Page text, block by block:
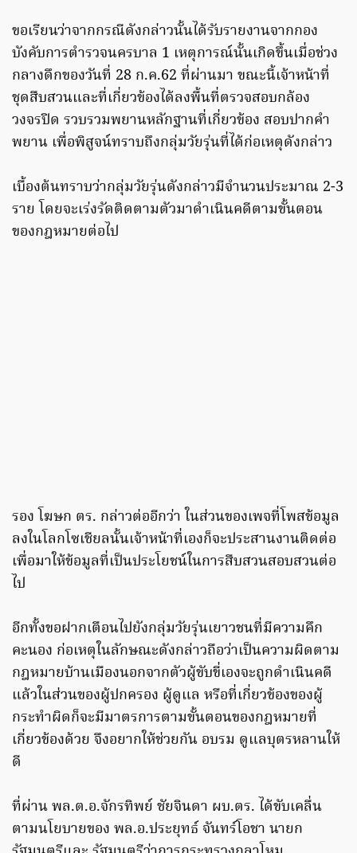
ขอเรียนว่าจากกรณีดังกล่าวนั้นได้รับรายงานจากกอง
บังคับการตำรวจนครบาล 1 เหตุการณ์นั้นเกิดขึ้นเมื่อช่วง
กลางดึกของวันที่ 28 ก.ค.62 ที่ผ่านมา ขณะนี้เจ้าหน้าที่
ชุดสืบสวนและที่เกี่ยวข้องได้ลงพื้นที่ตรวจสอบกล้อง
วงจรปิด รวบรวมพยานหลักฐานที่เกี่ยวข้อง สอบปากคำ
พยาน เพื่อพิสูจน์ทราบถึงกลุ่มวัยรุ่นที่ได้ก่อเหตุดังกล่าว
เบื้องต้นทราบว่ากลุ่มวัยรุ่นดังกล่าวมีจำนวนประมาณ 2-3
ราย โดยจะเร่งรัดติดตามตัวมาดำเนินคดีตามขั้นตอน
ของกฎหมายต่อไป
รอง โฆษก ตร. กล่าวต่ออีกว่า ในส่วนของเพจที่โพสข้อมูล
ลงในโลกโซเชียลนั้นเจ้าหน้าที่เองก็จะประสานงานติดต่อ
เพื่อมาให้ข้อมูลที่เป็นประโยชน์ในการสืบสวนสอบสวนต่อ
ไป
อีกทั้งขอฝากเตือนไปยังกลุ่มวัยรุ่นเยาวชนที่มีความคึก
คะนอง ก่อเหตุในลักษณะดังกล่าวถือว่าเป็นความผิดตาม
กฎหมายบ้านเมืองนอกจากตัวผู้ขับขี่เองจะถูกดำเนินคดี
แล้วในส่วนของผู้ปกครอง ผู้ดูแล หรือที่เกี่ยวข้องของผู้
กระทำผิดก็จะมีมาตรการตามขั้นตอนของกฎหมายที่
เกี่ยวข้องด้วย จึงอยากให้ช่วยกัน อบรม ดูแลบุตรหลานให้
ดี
ที่ผ่าน พล.ต.อ.จักรทิพย์ ชัยจินดา ผบ.ตร. ได้ขับเคลื่น
ตามนโยบายของ พล.อ.ประยุทธ์ จันทร์โอชา นายก